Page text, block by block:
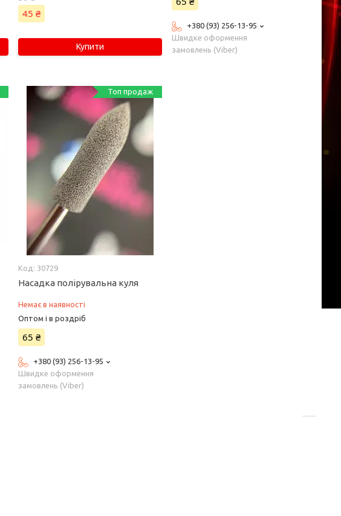
45 ₴
Купити
+380 (93) 256-13-95
Швидке оформення
замовлень (Viber)
Топ продаж
30729
Насадка полірувальна куля
Немає в наявності
Оптом і в роздріб
65 ₴
+380 (93) 256-13-95
Швидке оформення
замовлень (Viber)